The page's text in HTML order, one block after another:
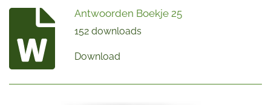
Antwoorden Boekje 25
152 downloads
Download